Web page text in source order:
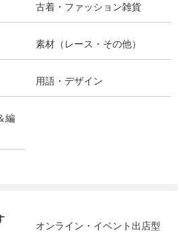
古着・ファッション雑貨
素材（レース・その他）
用語・デザイン
編
オンライン・イベント出店型